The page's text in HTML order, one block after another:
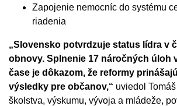
Zapojenie nemocníc do systému
riadenia
„Slovensko potvrdzuje status lídra v
obnovy. Splnenie 17 náročných úloh
čase je dôkazom, že reformy
výsledky pre občanov,“ uviedol
školstva, výskumu, vývoja a mládeže,